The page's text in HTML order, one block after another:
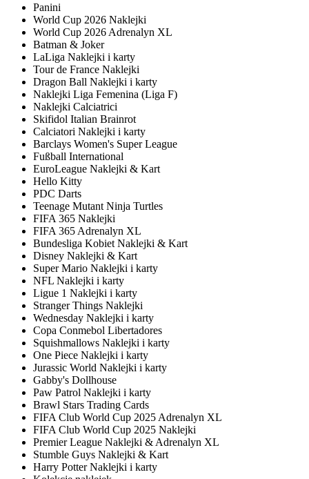
Panini
World Cup 2026 Naklejki
World Cup 2026 Adrenalyn XL
Batman & Joker
LaLiga Naklejki i karty
Tour de France Naklejki
Dragon Ball Naklejki i karty
Naklejki Liga Femenina (Liga F)
Naklejki Calciatrici
Skifidol Italian Brainrot
Calciatori Naklejki i karty
Barclays Women's Super League
Fußball International
EuroLeague Naklejki & Kart
Hello Kitty
PDC Darts
Teenage Mutant Ninja Turtles
FIFA 365 Naklejki
FIFA 365 Adrenalyn XL
Bundesliga Kobiet Naklejki & Kart
Disney Naklejki & Kart
Super Mario Naklejki i karty
NFL Naklejki i karty
Ligue 1 Naklejki i karty
Stranger Things Naklejki
Wednesday Naklejki i karty
Copa Conmebol Libertadores
Squishmallows Naklejki i karty
One Piece Naklejki i karty
Jurassic World Naklejki i karty
Gabby's Dollhouse
Paw Patrol Naklejki i karty
Brawl Stars Trading Cards
FIFA Club World Cup 2025 Adrenalyn XL
FIFA Club World Cup 2025 Naklejki
Premier League Naklejki & Adrenalyn XL
Stumble Guys Naklejki & Kart
Harry Potter Naklejki i karty